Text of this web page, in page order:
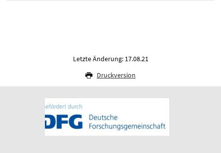
Letzte Änderung: 17.08.21
Druckversion